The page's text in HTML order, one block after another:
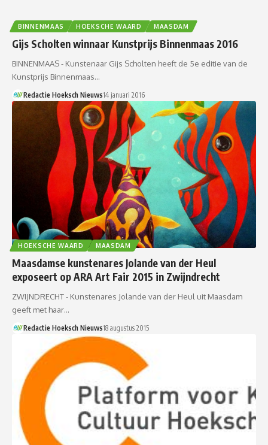
BINNENMAAS HOEKSCHE WAARD MAASDAM
Gijs Scholten winnaar Kunstprijs Binnenmaas 2016
BINNENMAAS - Kunstenaar Gijs Scholten heeft de 5e editie van de
Kunstprijs Binnenmaas…
Redactie Hoeksch Nieuws14 januari 2016
HOEKSCHE WAARD MAASDAM
Maasdamse kunstenares Jolande van der Heul
exposeert op ARA Art Fair 2015 in Zwijndrecht
ZWIJNDRECHT - Kunstenares Jolande van der Heul uit Maasdam
geeft met haar…
Redactie Hoeksch Nieuws18 augustus 2015